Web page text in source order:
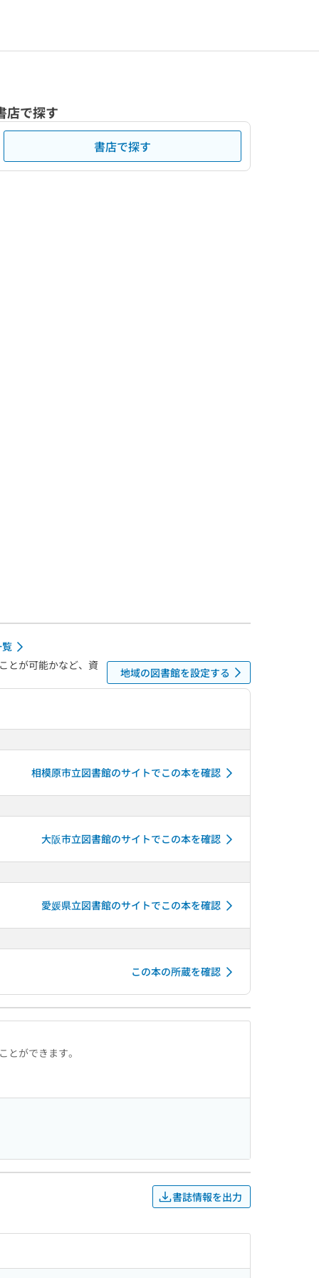
店で探す
書店で探す
とが可能かなど、資
地域の図書館を設定する
相模原市立図書館のサイトでこの本を確認
大阪市立図書館のサイトでこの本を確認
愛媛県立図書館のサイトでこの本を確認
この本の所蔵を確認
ができます。
書誌情報を出力